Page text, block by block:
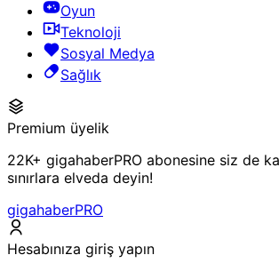
Oyun
Teknoloji
Sosyal Medya
Sağlık
Premium üyelik
22K+ gigahaberPRO abonesine siz de
sınırlara elveda deyin!
gigahaberPRO
Hesabınıza giriş yapın